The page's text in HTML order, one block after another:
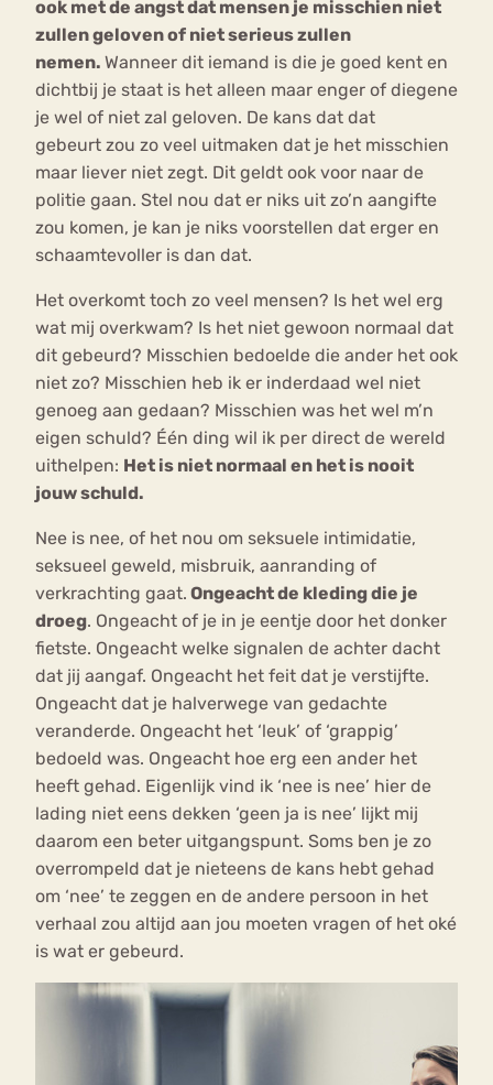
ook met de angst dat mensen je misschien niet
zullen geloven of niet serieus zullen
nemen. Wanneer dit iemand is die je goed kent en
dichtbij je staat is het alleen maar enger of diegene
je wel of niet zal geloven. De kans dat dat
gebeurt zou zo veel uitmaken dat je het misschien
maar liever niet zegt. Dit geldt ook voor naar de
politie gaan. Stel nou dat er niks uit zo’n aangifte
zou komen, je kan je niks voorstellen dat erger en
schaamtevoller is dan dat.
Het overkomt toch zo veel mensen? Is het wel erg
wat mij overkwam? Is het niet gewoon normaal dat
dit gebeurd? Misschien bedoelde die ander het ook
niet zo? Misschien heb ik er inderdaad wel niet
genoeg aan gedaan? Misschien was het wel m’n
eigen schuld? Één ding wil ik per direct de wereld
uithelpen: Het is niet normaal en het is nooit
jouw schuld.
Nee is nee, of het nou om seksuele intimidatie,
seksueel geweld, misbruik, aanranding of
verkrachting gaat. Ongeacht de kleding die je
droeg. Ongeacht of je in je eentje door het donker
fietste. Ongeacht welke signalen de achter dacht
dat jij aangaf. Ongeacht het feit dat je verstijfte.
Ongeacht dat je halverwege van gedachte
veranderde. Ongeacht het ‘leuk’ of ‘grappig’
bedoeld was. Ongeacht hoe erg een ander het
heeft gehad. Eigenlijk vind ik ‘nee is nee’ hier de
lading niet eens dekken ‘geen ja is nee’ lijkt mij
daarom een beter uitgangspunt. Soms ben je zo
overrompeld dat je nieteens de kans hebt gehad
om ‘nee’ te zeggen en de andere persoon in het
verhaal zou altijd aan jou moeten vragen of het oké
is wat er gebeurd.